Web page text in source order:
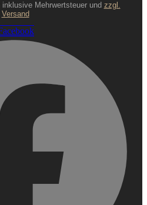
Mehrwertsteuer und zzgl.
Versand